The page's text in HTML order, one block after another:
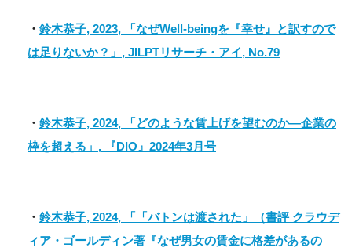
・ 鈴木恭子, 2023, 「なぜWell-beingを『幸せ』と訳すので
は足りないか？」, JILPTリサーチ・アイ, No.79
・ 鈴木恭子, 2024, 「どのような賃上げを望むのか―企業の
枠を超える」, 『DIO』2024年3月号
・ 鈴木恭子, 2024, 「「バトンは渡された」（書評 クラウデ
ィア・ゴールディン著『なぜ男女の賃金に格差があるの